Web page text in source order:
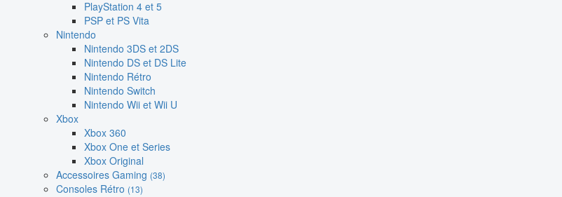
PlayStation 4 et 5
PSP et PS Vita
Nintendo
Nintendo 3DS et 2DS
Nintendo DS et DS Lite
Nintendo Rétro
Nintendo Switch
Nintendo Wii et Wii U
Xbox
Xbox 360
Xbox One et Series
Xbox Original
Accessoires Gaming (38)
Consoles Rétro (13)